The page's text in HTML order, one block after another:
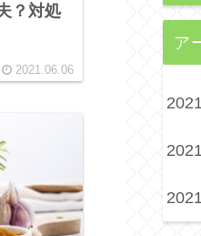
？対処
2021.06.06
ア